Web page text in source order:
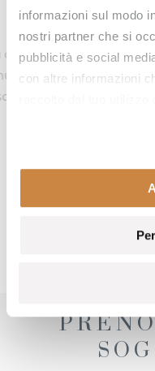
informazioni sul modo
nostri partner che si
pubblicità e social
con altre informazioni
il fascino della
incantati, fresche
di crioterapia e